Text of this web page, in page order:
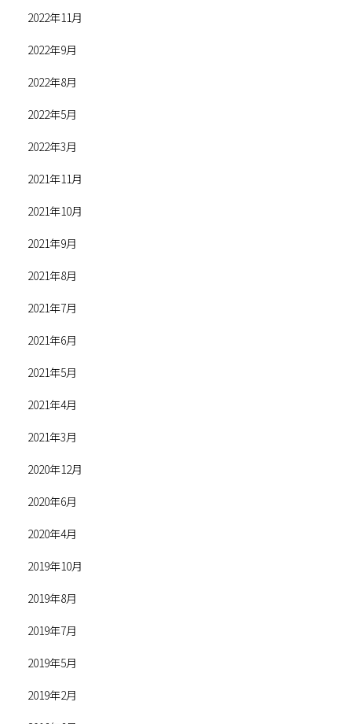
2022年11月
2022年9月
2022年8月
2022年5月
2022年3月
2021年11月
2021年10月
2021年9月
2021年8月
2021年7月
2021年6月
2021年5月
2021年4月
2021年3月
2020年12月
2020年6月
2020年4月
2019年10月
2019年8月
2019年7月
2019年5月
2019年2月